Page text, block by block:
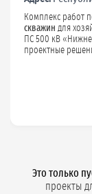
Комплекс работ
скважин для
ПС 500 кВ
проектные
Это только
проекты